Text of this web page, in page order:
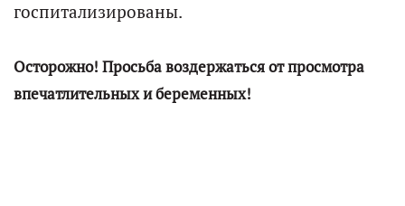
госпитализированы.
Осторожно! Просьба воздержаться от просмотра
впечатлительных и беременных!